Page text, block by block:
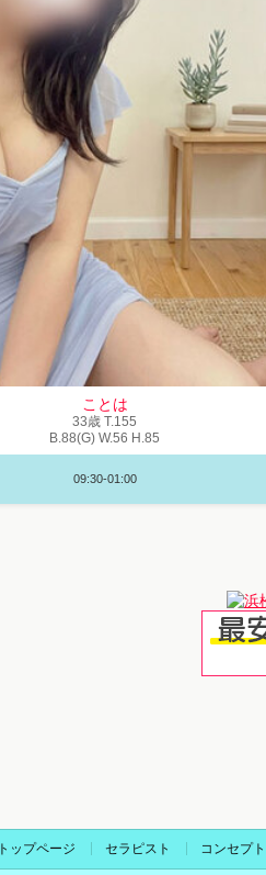
ことは
33歳 T.155
B.88(G) W.56 H .85
09:30-01:00
トップページ セラピスト コンセプト